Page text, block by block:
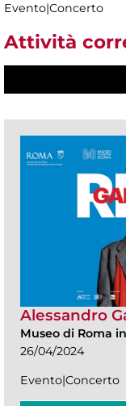
Evento|Concerto
Attività
Alessandro
Museo di Roma
26/04/2024
Evento|Concerto